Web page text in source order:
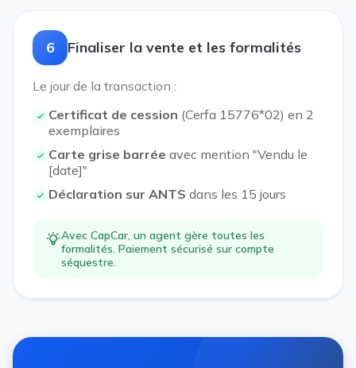
6 Finaliser la vente et les formalités
Le jour de la transaction :
Certificat de cession (Cerfa 15776*02) en 2
exemplaires
Carte grise barrée avec mention "Vendu le
[date]"
Déclaration sur ANTS dans les 15 jours
Avec CapCar, un agent gère toutes les
formalités. Paiement sécurisé sur compte
séquestre.